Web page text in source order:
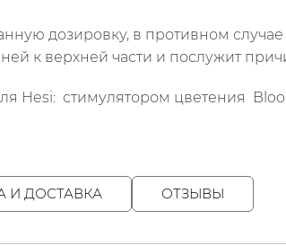
дозировку, в противном
к верхней части и послужит
Hesi: стимулятором цветения
И ДОСТАВКА ОТЗЫВЫ